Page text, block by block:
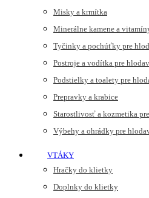
Misky a krmítka
Minerálne kamene a
Tyčinky a pochúťky pre
Postroje a vodítka pre
Podstielky a toalety pre
Prepravky a krabice
Starostlivosť a kozmetika
Výbehy a ohrádky pre
VTÁKY
Hračky do klietky
Doplnky do klietky